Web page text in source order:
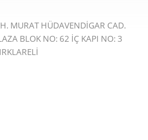
MURAT HÜDAVENDİGAR CAD.
BLOK NO: 62 İÇ KAPI NO: 3